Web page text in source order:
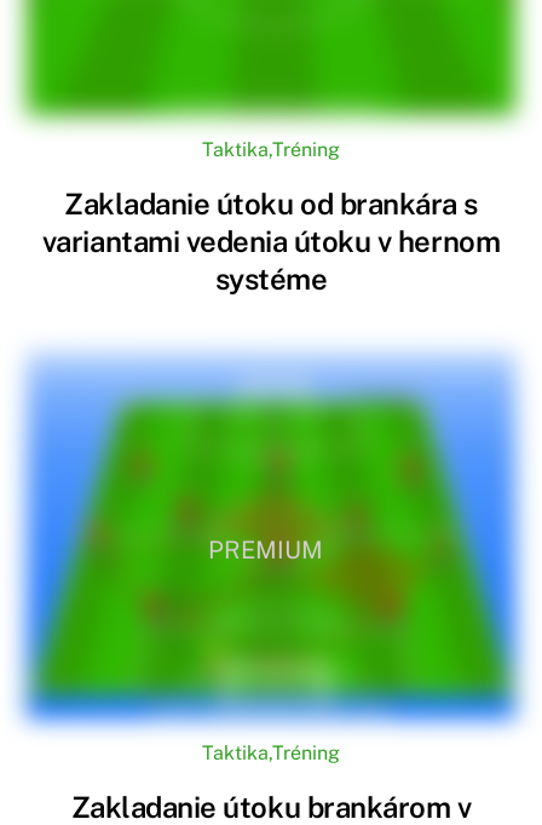
Taktika,Tréning
Zakladanie útoku od brankára s
variantami vedenia útoku v hernom
systéme
PREMIUM
Taktika,Tréning
Zakladanie útoku brankárom v